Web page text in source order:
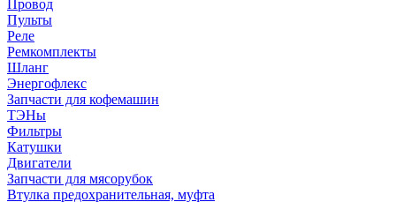
Провод
Пульты
Реле
Ремкомплекты
Шланг
Энергофлекс
Запчасти для кофемашин
ТЭНы
Фильтры
Катушки
Двигатели
Запчасти для мясорубок
Втулка предохранительная, муфта